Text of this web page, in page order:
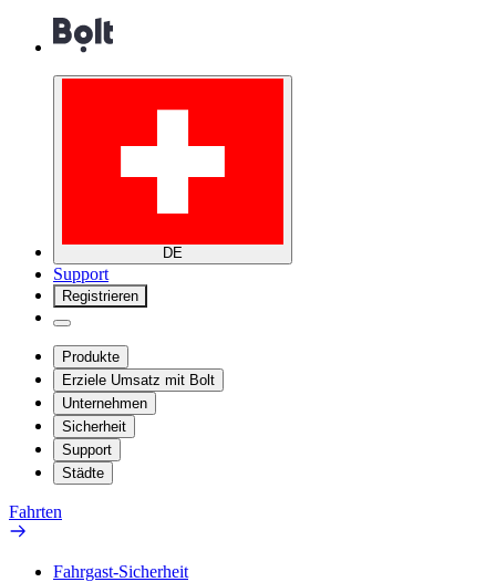
DE
Support
Registrieren
Produkte
Erziele Umsatz mit Bolt
Unternehmen
Sicherheit
Support
Städte
Fahrten
Fahrgast-Sicherheit